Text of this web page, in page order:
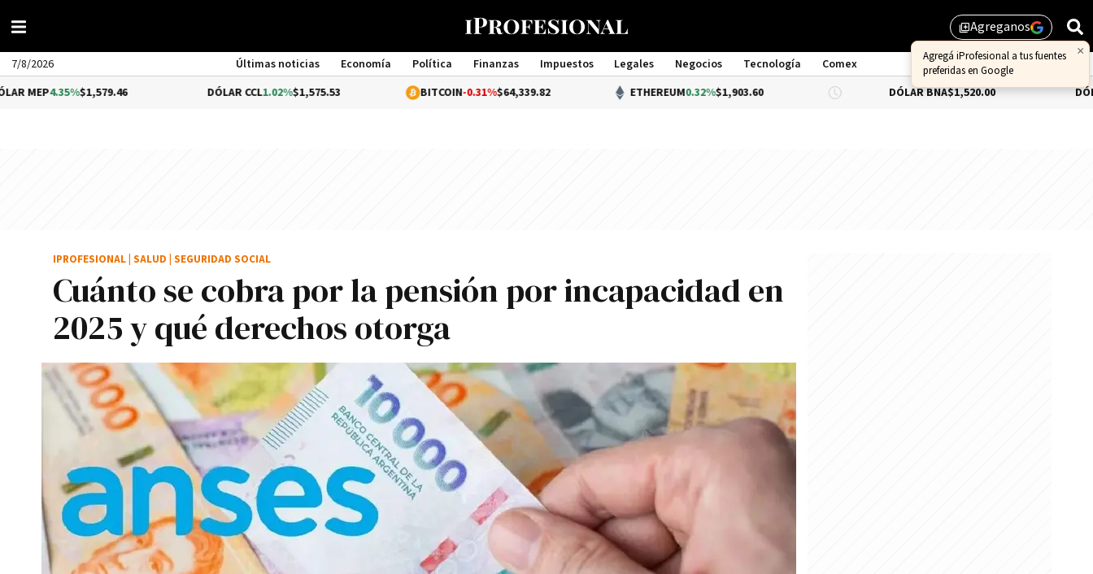
library_addAgreganos
7/8/2026 Últimas noticias Economía Política Finanzas Impuestos Legales Negocios Tecnología
Comex
Management
$1,579.46 1.02%$1,575.53 -0.31%$64,339.82 ETHEREUM0.32%$1,903.60 DÓLAR BNA $1,520.00 DÓLAR BLUE-
Cuánto se cobra por la pensión por incapacidad en
2025 y qué derechos otorga
IPROFESIONAL SALUD SEGURIDAD SOCIAL